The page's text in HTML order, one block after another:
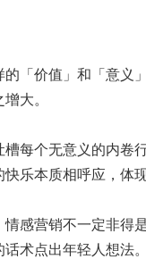
「价值」和「意义
大。
槽每个无意义的内卷
乐本质相呼应，体
感营销不一定非得
术点出年轻人想法。